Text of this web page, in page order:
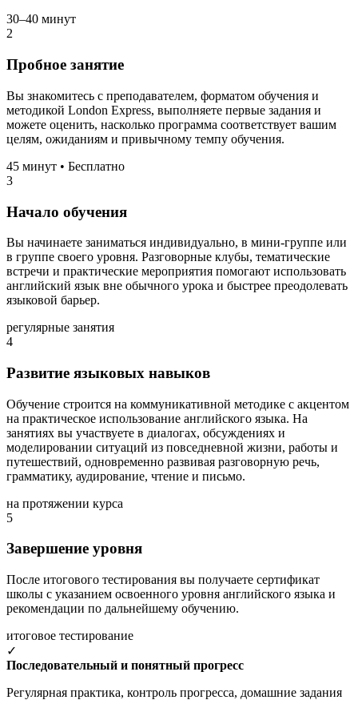
30–40 минут
2
Пробное занятие
Вы знакомитесь с преподавателем, форматом обучения и
методикой London Express, выполняете первые задания и
можете оценить, насколько программа соответствует вашим
целям, ожиданиям и привычному темпу обучения.
45 минут • Бесплатно
3
Начало обучения
Вы начинаете заниматься индивидуально, в мини-группе или
в группе своего уровня. Разговорные клубы, тематические
встречи и практические мероприятия помогают использовать
английский язык вне обычного урока и быстрее преодолевать
языковой барьер.
регулярные занятия
4
Развитие языковых навыков
Обучение строится на коммуникативной методике с акцентом
на практическое использование английского языка. На
занятиях вы участвуете в диалогах, обсуждениях и
моделировании ситуаций из повседневной жизни, работы и
путешествий, одновременно развивая разговорную речь,
грамматику, аудирование, чтение и письмо.
на протяжении курса
5
Завершение уровня
После итогового тестирования вы получаете сертификат
школы с указанием освоенного уровня английского языка и
рекомендации по дальнейшему обучению.
итоговое тестирование
✓
Последовательный и понятный прогресс
Регулярная практика, контроль прогресса, домашние задания